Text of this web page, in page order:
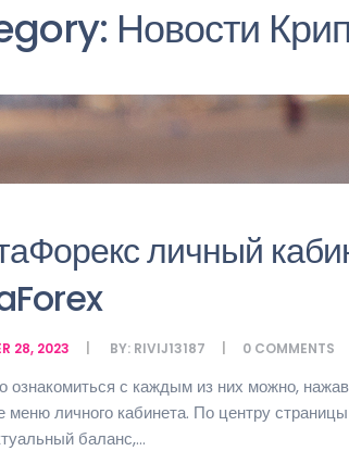
Новости
личный
28, 2023 BY: RIVIJ13187 0 COMMENTS
ознакомиться с каждым из них можно,
меню личного кабинета. По центру
баланс,...